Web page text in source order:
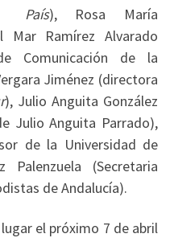
País), Rosa María
Ramírez Alvarado
Comunicación de la
Jiménez (directora
), Julio Anguita González
Julio Anguita Parrado),
de la Universidad de
Palenzuela (Secretaria
de Andalucía).
el próximo 7 de abril